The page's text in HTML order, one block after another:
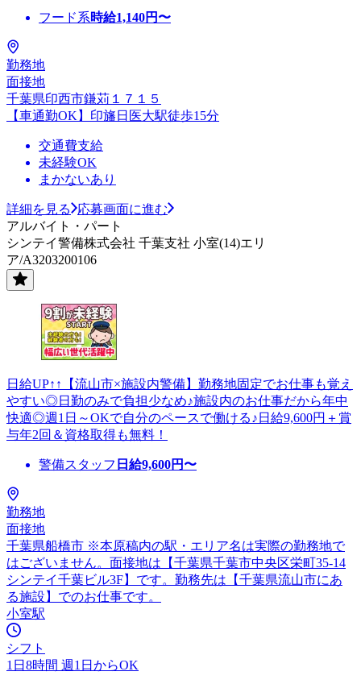
フード系時給1,140円〜
勤務地
面接地
千葉県印西市鎌苅１７１５
【車通勤OK】印旛日医大駅徒歩15分
交通費支給
未経験OK
まかないあり
詳細を見る
応募画面に進む
アルバイト・パート
シンテイ警備株式会社 千葉支社 小室(14)エリ
ア/A3203200106
日給UP↑↑【流山市×施設内警備】勤務地固定でお仕事も覚え
やすい◎日勤のみで負担少なめ♪施設内のお仕事だから年中
快適◎週1日～OKで自分のペースで働ける♪日給9,600円＋賞
与年2回＆資格取得も無料！
警備スタッフ 日給9,600円〜
勤務地
面接地
千葉県船橋市 ※本原稿内の駅・エリア名は実際の勤務地で
はございません。面接地は【千葉県千葉市中央区栄町35-14
シンテイ千葉ビル3F】です。勤務先は【千葉県流山市にあ
る施設】でのお仕事です。
小室駅
シフト
1日8時間 週1日からOK